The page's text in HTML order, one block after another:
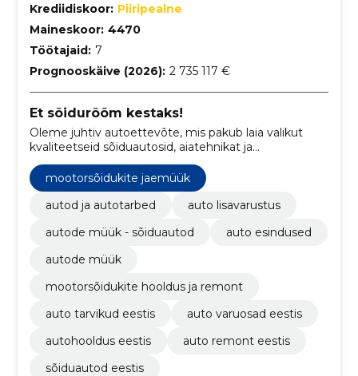
Krediidiskoor: Piiripealne
Maineskoor: 4470
Töötajaid: 7
Prognooskäive (2026): 2 735 117 €
Et sõidurõõm kestaks!
Oleme juhtiv autoettevõte, mis pakub laia valikut
kvaliteetseid sõiduautosid, aiatehnikat ja
hooldusteenuseid, tagades klientidele tipptasemel
kogemuse ja usaldusväärseid lahendusi.
mootorsõidukite jaemüük
autod ja autotarbed
auto lisavarustus
autode müük - sõiduautod
auto esindused
autode müük
mootorsõidukite hooldus ja remont
auto tarvikud eestis
auto varuosad eestis
autohooldus eestis
auto remont eestis
sõiduautod eestis